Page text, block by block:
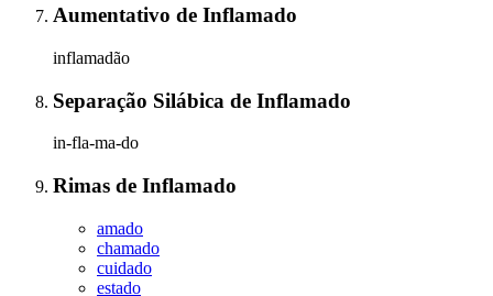
Aumentativo de Inflamado
inflamadão
Separação Silábica de Inflamado
in-fla-ma-do
Rimas de Inflamado
amado
chamado
cuidado
estado